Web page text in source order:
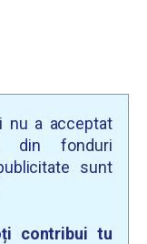
nu a acceptat
din fonduri
sunt
contribui tu